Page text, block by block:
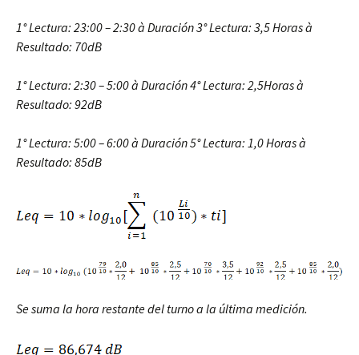
1° Lectura: 23:00 – 2:30à Duración 3° Lectura: 3,5 Horasà
Resultado: 70dB
1° Lectura: 2:30 – 5:00à Duración 4° Lectura: 2,5Horasà
Resultado: 92dB
1° Lectura: 5:00 – 6:00à Duración 5° Lectura: 1,0 Horasà
Resultado: 85dB
Se suma la hora restante del turno a la última medición.